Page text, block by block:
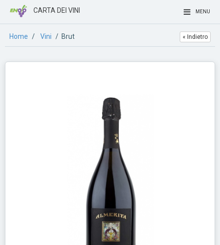
MENU
CARTA DEI VINI
Home / Vini / Brut « Indietro